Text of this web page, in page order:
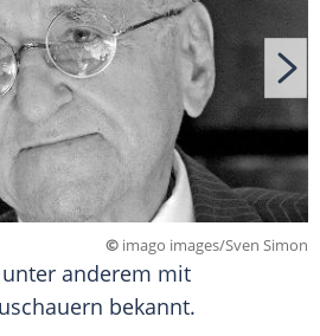
© imago images/Sven Simon
anderem mit
bekannt.